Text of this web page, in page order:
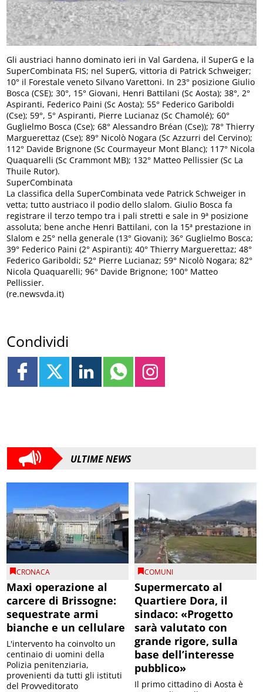
Gli austriaci hanno dominato ieri in Val Gardena, il SuperG e la
SuperCombinata FIS; nel SuperG, vittoria di Patrick Schweiger;
10° il Forestale veneto Silvano Varettoni. In 23° posizione Giulio
Bosca (CSE); 30°, 15° Giovani, Henri Battilani (Sc Aosta); 38°, 2°
Aspiranti, Federico Paini (Sc Aosta); 55° Federico Gariboldi
(Cse); 59°, 5° Aspiranti, Pierre Lucianaz (Sc Chamolé); 60°
Guglielmo Bosca (Cse); 68° Alessandro Bréan (Cse)); 78° Thierry
Marguerettaz (Cse); 89° Nicolò Nogara (Sc Azzurri del Cervino);
112° Davide Brignone (Sc Courmayeur Mont Blanc); 117° Nicola
Quaquarelli (Sc Crammont MB); 132° Matteo Pellissier (Sc La
Thuile Rutor).
SuperCombinata
La classifica della SuperCombinata vede Patrick Schweiger in
vetta; tutto austriaco il podio dello slalom. Giulio Bosca fa
registrare il terzo tempo tra i pali stretti e sale in 9ª posizione
assoluta; bene anche Henri Battilani, con la 15ª prestazione in
Slalom e 25° nella generale (13° Giovani); 36° Guglielmo Bosca;
39° Federico Paini (2° Aspiranti); 40° Thierry Marguerettaz; 48°
Federico Gariboldi; 52° Pierre Lucianaz; 59° Nicolò Nogara; 82°
Nicola Quaquarelli; 96° Davide Brignone; 100° Matteo
Pellissier.
(re.newsvda.it)
Condividi
ULTIME NEWS
CRONACA
Maxi operazione al
carcere di Brissogne:
sequestrate armi
bianche e un cellulare
L'intervento ha coinvolto un
centinaio di uomini della
Polizia penitenziaria,
provenienti da tutti gli istituti
del Provveditorato
COMUNI
Supermercato al
Quartiere Dora, il
sindaco: «Progetto
sarà valutato con
grande rigore, sulla
base dell’interesse
pubblico»
Il primo cittadino di Aosta è